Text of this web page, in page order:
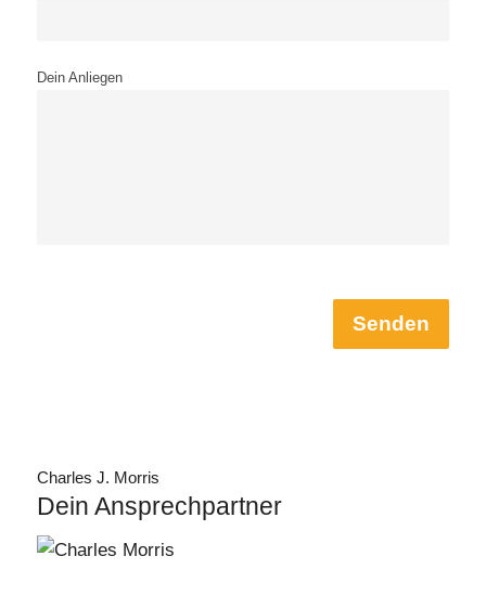
Dein Anliegen
Senden
Charles J. Morris
Dein Ansprechpartner